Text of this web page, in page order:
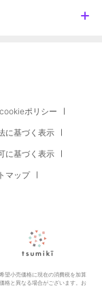
cookieポリシー
に基づく表示
に基づく表示
マップ
望小売価格に現在の消費税を加算
格と異なる場合がございます。お